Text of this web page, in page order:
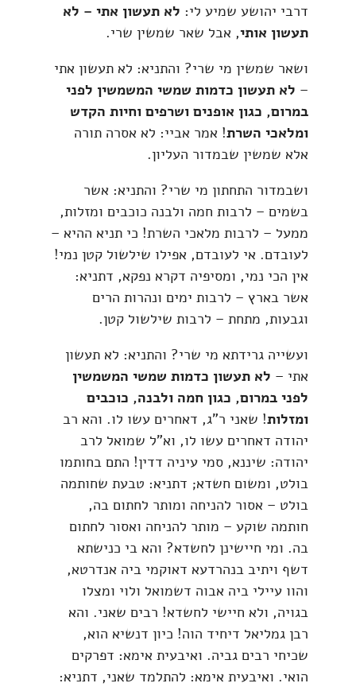
דרבי יהושע שמיע לי: לא תעשון אתי – לא
תעשון אותי, אבל שאר שמשין שרי.
ושאר שמשין מי שרי? והתניא: לא תעשון אתי
– לא תעשון כדמות שמשי המשמשין לפני
במרום, כגון אופנים ושרפים וחיות הקדש
ומלאכי השרת! אמר אביי: לא אסרה תורה
אלא שמשין שבמדור העליון.
ושבמדור התחתון מי שרי? והתניא: אשר
בשמים – לרבות חמה ולבנה כוכבים ומזלות,
ממעל – לרבות מלאכי השרת! כי תניא ההיא –
לעובדם. אי לעובדם, אפילו שילשול קטן נמי!
אין הכי נמי, ומסיפיה דקרא נפקא, דתניא:
אשר בארץ – לרבות ימים ונהרות הרים
וגבעות, מתחת – לרבות שילשול קטן.
ועשייה גרידתא מי שרי? והתניא: לא תעשון
אתי – לא תעשון כדמות שמשי המשמשין
לפני במרום, כגון חמה ולבנה, כוכבים
ומזלות! שאני ר"ג, דאחרים עשו לו. והא רב
יהודה דאחרים עשו לו, וא"ל שמואל לרב
יהודה: שיננא, סמי עיניה דדין! התם בחותמו
בולט, ומשום חשדא; דתניא: טבעת שחותמה
בולט – אסור להניחה ומותר לחתום בה,
חותמה שוקע – מותר להניחה ואסור לחתום
בה. ומי חיישינן לחשדא? והא בי כנישתא
דשף ויתיב בנהרדעא דאוקמי ביה אנדרטא,
והוו עיילי ביה אבוה דשמואל ולוי ומצלו
בגויה, ולא חיישי לחשדא! רבים שאני. והא
רבן גמליאל דיחיד הוה! כיון דנשיא הוא,
שכיחי רבים גביה. ואיבעית אימא: דפרקים
הואי. ואיבעית אימא: להתלמד שאני, דתניא: